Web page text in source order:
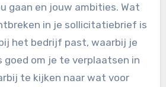
gaan en jouw ambities. Wat
in je sollicitatiebrief is
het bedrijf past, waarbij je
goed om je te verplaatsen in
te kijken naar wat voor